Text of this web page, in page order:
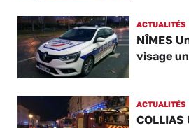
ACTUALITÉS
NÎMES
visage
ACTUALITÉS